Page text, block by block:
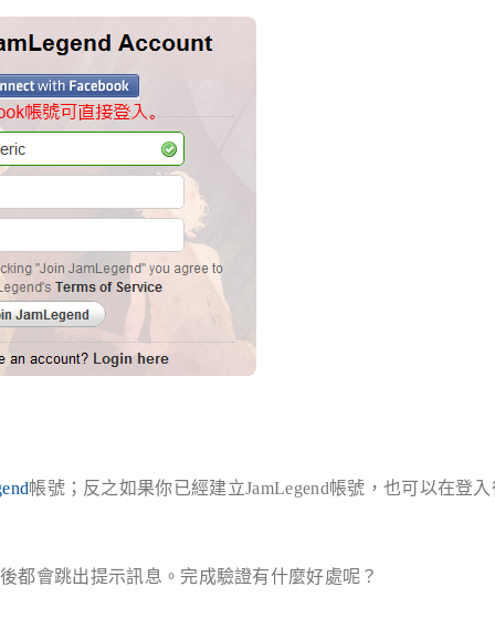
帳號；反之如果你已經建立JamLegend帳號，也可以在登
都會跳出提示訊息。完成驗證有什麼好處呢？